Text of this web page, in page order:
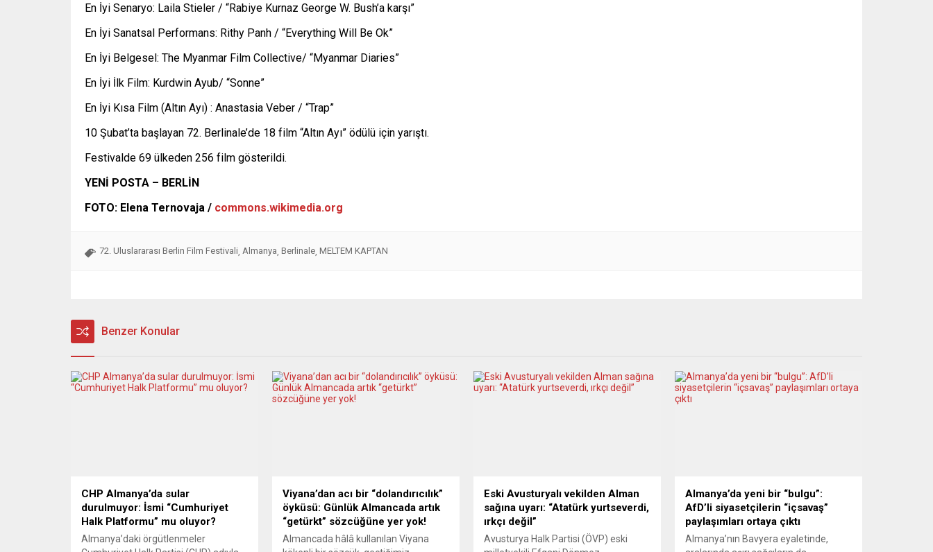
En İyi Senaryo: Laila Stieler / “Rabiye Kurnaz George W. Bush’a karşı”
En İyi Sanatsal Performans: Rithy Panh / “Everything Will Be Ok”
En İyi Belgesel: The Myanmar Film Collective/ “Myanmar Diaries”
En İyi İlk Film: Kurdwin Ayub/ “Sonne”
En İyi Kısa Film (Altın Ayı) : Anastasia Veber / “Trap”
10 Şubat’ta başlayan 72. Berlinale’de 18 film “Altın Ayı” ödülü için yarıştı.
Festivalde 69 ülkeden 256 film gösterildi.
YENİ POSTA – BERLİN
FOTO: Elena Ternovaja / commons.wikimedia.org
72. Uluslararası Berlin Film Festivali Almanya Berlinale MELTEM KAPTAN
Benzer Konular
CHP Almanya’da sular
durulmuyor: İsmi “Cumhuriyet
Halk Platformu” mu oluyor?
Almanya’daki örgütlenmeler
Viyana’dan acı bir “dolandırıcılık”
öyküsü: Günlük Almancada artık
“getürkt” sözcüğüne yer yok!
Almancada hâlâ kullanılan Viyana
Eski Avusturyalı vekilden Alman
sağına uyarı: “Atatürk yurtseverdi,
ırkçı değil”
Avusturya Halk Partisi (ÖVP) eski
Almanya’da yeni bir “bulgu”:
AfD’li siyasetçilerin “içsavaş”
paylaşımları ortaya çıktı
Almanya’nın Bavyera eyaletinde,